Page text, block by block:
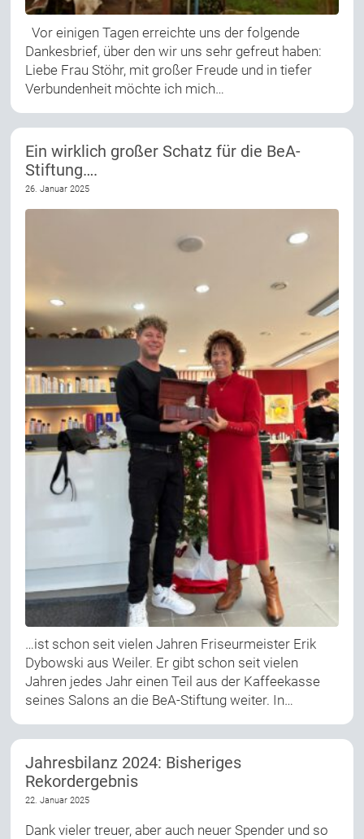
Vor einigen Tagen erreichte uns der folgende
Dankesbrief, über den wir uns sehr gefreut haben:
Liebe Frau Stöhr, mit großer Freude und in tiefer
Verbundenheit möchte ich mich…
Ein wirklich großer Schatz für die BeA-
Stiftung….
26. Januar 2025
…ist schon seit vielen Jahren Friseurmeister Erik
Dybowski aus Weiler. Er gibt schon seit vielen
Jahren jedes Jahr einen Teil aus der Kaffeekasse
seines Salons an die BeA-Stiftung weiter. In…
Jahresbilanz 2024: Bisheriges
Rekordergebnis
22. Januar 2025
Dank vieler treuer, aber auch neuer Spender und so